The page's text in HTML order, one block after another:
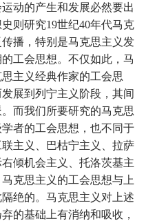
动的产生和发展必然要出
则研究19世纪40年代马克
播，特别是马克思主义发
工会思想。不仅如此，马
主义经典作家的工会思
展到列宁主义阶段，其间
而我们所要研究的马克思
者的工会思想，也不同于
主义、巴枯宁主义、拉萨
倾机会主义、托洛茨基主
克思主义的工会思想与上
绝的。马克思主义对上述
的基础上有消纳和吸收，